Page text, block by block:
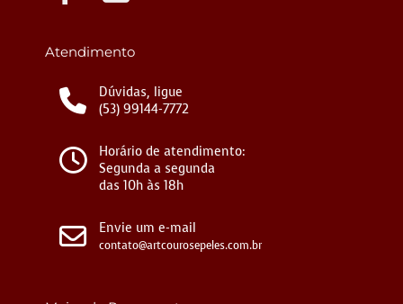
Atendimento
Dúvidas, ligue
(53) 99144-7772
Horário de atendimento:
Segunda a segunda
das 10h às 18h
Envie um e-mail
contato@artcourosepeles.com.br